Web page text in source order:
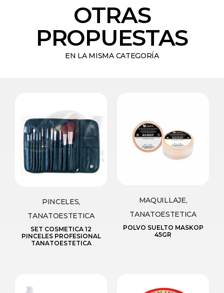
OTRAS
PROPUESTAS
EN LA MISMA CATEGORÍA
PINCELES,
TANATOESTETICA
SET COSMETICA 12
PINCELES PROFESIONAL
TANATOESTETICA
MAQUILLAJE,
TANATOESTETICA
POLVO SUELTO MASKOP
45GR